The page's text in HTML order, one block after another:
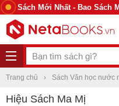
Sách Mới Nhất - Bao Sách
Trang chủ Sách Văn học nước
Hiệu Sách Ma Mị